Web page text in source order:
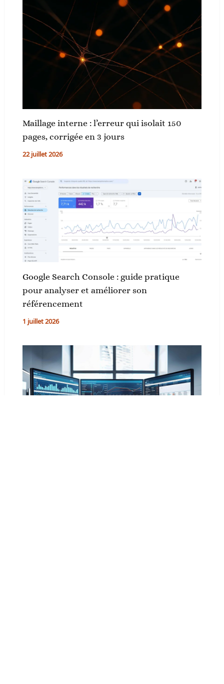
Maillage interne : l’erreur qui isolait 150
pages, corrigée en 3 jours
22 juillet 2026
Google Search Console : guide pratique
pour analyser et améliorer son
référencement
1 juillet 2026